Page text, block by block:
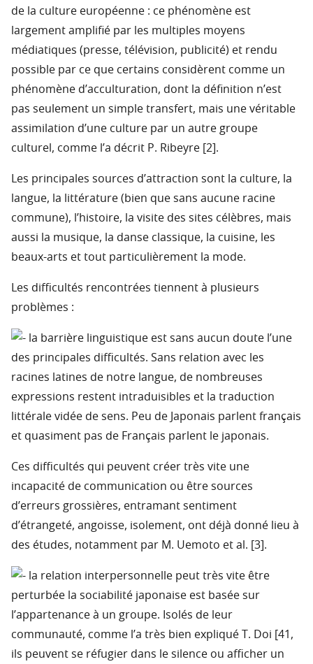
de la culture européenne : ce phénomène est
largement amplifié par les multiples moyens
médiatiques (presse, télévision, publicité) et rendu
possible par ce que certains considèrent comme un
phénomène d’acculturation, dont la définition n’est
pas seulement un simple transfert, mais une véritable
assimilation d’une culture par un autre groupe
culturel, comme l’a décrit P. Ribeyre [2].
Les principales sources d’attraction sont la culture, la
langue, la littérature (bien que sans aucune racine
commune), l’histoire, la visite des sites célèbres, mais
aussi la musique, la danse classique, la cuisine, les
beaux-arts et tout particulièrement la mode.
Les difficultés rencontrées tiennent à plusieurs
problèmes :
la barrière linguistique est sans aucun doute l’une
des principales difficultés. Sans relation avec les
racines latines de notre langue, de nombreuses
expressions restent intraduisibles et la traduction
littérale vidée de sens. Peu de Japonais parlent français
et quasiment pas de Français parlent le japonais.
Ces difficultés qui peuvent créer très vite une
incapacité de communication ou être sources
d’erreurs grossières, entramant sentiment
d’étrangeté, angoisse, isolement, ont déjà donné lieu à
des études, notamment par M. Uemoto et al. [3].
la relation interpersonnelle peut très vite être
perturbée la sociabilité japonaise est basée sur
l’appartenance à un groupe. Isolés de leur
communauté, comme l’a très bien expliqué T. Doi [41,
ils peuvent se réfugier dans le silence ou afficher un